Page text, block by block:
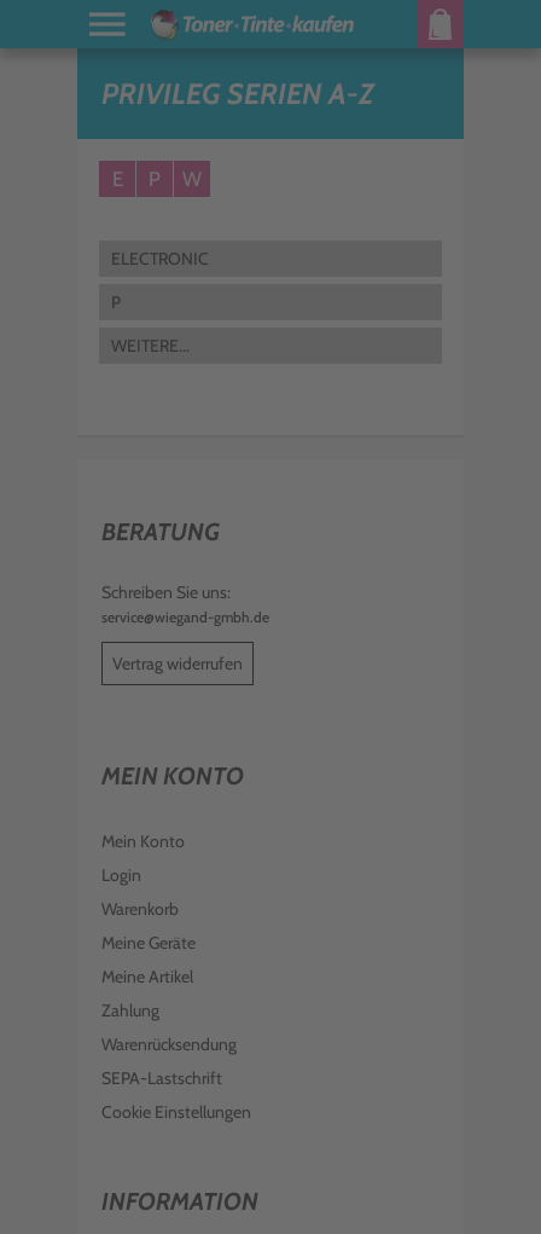
PRIVILEG SERIEN A-Z
E P W
ELECTRONIC
P
WEITERE...
BERATUNG
Schreiben Sie uns:
service@wiegand-gmbh.de
Vertrag widerrufen
MEIN KONTO
Mein Konto
Login
Warenkorb
Meine Geräte
Meine Artikel
Zahlung
Warenrücksendung
SEPA-Lastschrift
Cookie Einstellungen
INFORMATION